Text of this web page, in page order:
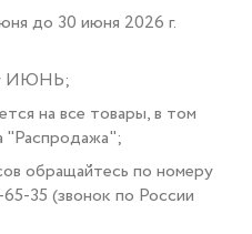
до 30 июня 2026 г.
ИЮНЬ;
на все товары, в том
"Распродажа";
обращайтесь по номеру
35 (звонок по России